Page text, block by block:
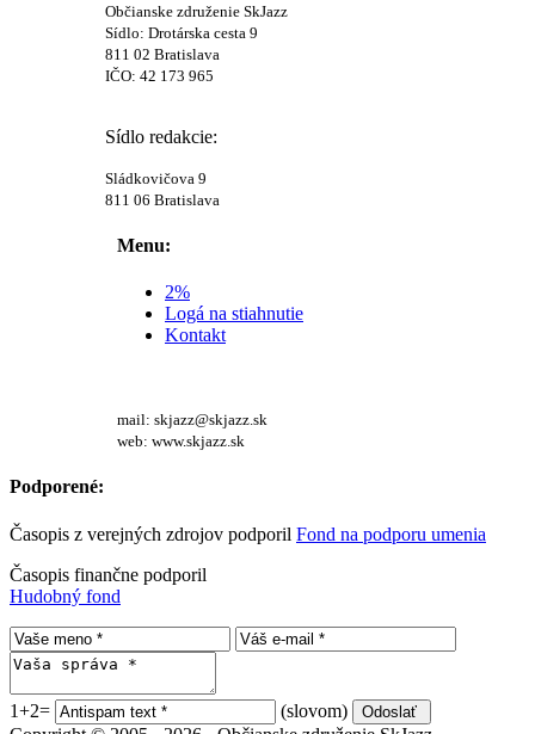
Občianske združenie SkJazz
Sídlo: Drotárska cesta 9
811 02 Bratislava
IČO: 42 173 965
Sídlo redakcie:
Sládkovičova 9
811 06 Bratislava
Menu:
2%
Logá na stiahnutie
Kontakt
mail: skjazz@skjazz.sk
web: www.skjazz.sk
Podporené:
Časopis z verejných zdrojov podporil Fond na podporu umenia
Časopis finančne podporil
Hudobný fond
1+2=
(slovom)